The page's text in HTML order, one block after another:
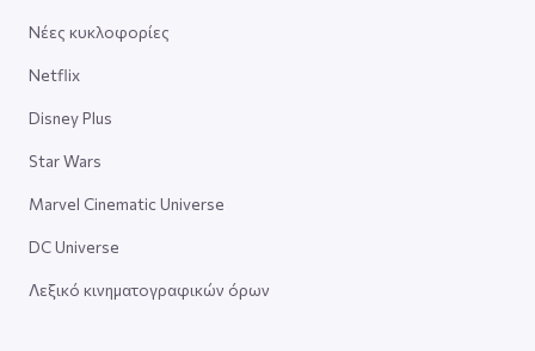
Νέες κυκλοφορίες
Netflix
Disney Plus
Star Wars
Marvel Cinematic Universe
DC Universe
Λεξικό κινηματογραφικών όρων